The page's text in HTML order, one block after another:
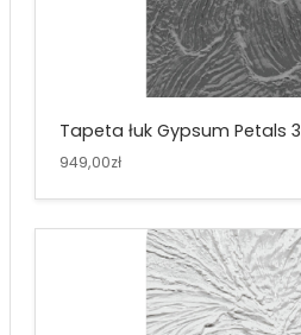
Tapeta łuk Gypsum Petals 3
949,00zł